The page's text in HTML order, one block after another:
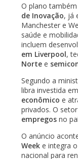
O plano
de Inovação, já
Manchester e
saúde e
incluem
em Liverpool,
Norte e
Segundo a
libra investida
econômico e
privados. O
empregos no
O anúncio
Week e integra o
nacional para